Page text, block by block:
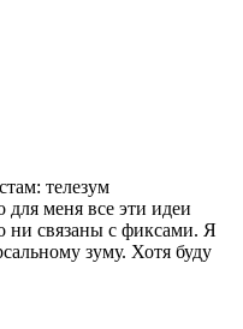
телезум
меня все эти идеи
ни связаны с фиксами. Я
зуму. Хотя буду